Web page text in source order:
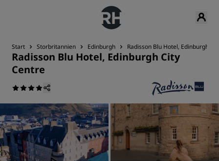
Start Storbritannien Edinburgh Radisson Blu Hotel, Edinburgh
Radisson Blu Hotel, Edinburgh City
Centre